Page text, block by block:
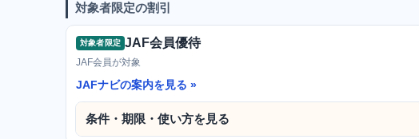
対象者限定の割引
対象者限定 JAF会員優待
JAF会員が対象
JAFナビの案内を見る
条件・期限・使い方を見る